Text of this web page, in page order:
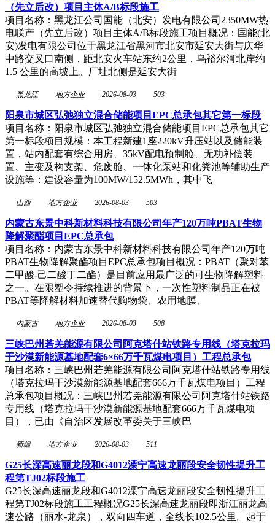
（先立后改）项目主体A/B标段施工
项目名称：黑龙江公司国能（北安）发电有限公司2350MW热
电联产（先立后改）项目主体A/B标段施工项目概况：国能(北
安)发电有限公司位于黑龙江省黑河市北安市延安大街与庆华
中路交叉口南侧，距北安火车站东约2公里，乌裕尔河北岸约
1.5 公里的高坡上。厂址北侧是延安大街
黑龙江 地方企业 2026-08-03 503
阳泉市城区弘弛独立混合储能项目EPC总承包其它第一标段
项目名称：阳泉市城区弘弛独立混合储能项目EPC总承包其它
第一标段项目规模：本工程新建1座220kV升压站以及储能装
置，站内配套有综合用房、35kV配电预制舱、无功补偿装
置、主变及构支架、危废舱、一体化泵站和化粪池等辅助生产
设施等：建设容量为100MW/152.5MWh，其中飞
山西 地方企业 2026-08-03 503
内蒙古东景中科新材料科技有限公司年产120万吨PBAT生物
降解聚酯项目EPC总承包
项目名称：内蒙古东景中科新材料科技有限公司年产120万吨
PBAT生物降解聚酯项目EPC总承包项目概况：PBAT（聚对苯
二甲酸-己二酸丁二酯）是目前应用最广泛的可生物降解塑料
之一。在限塑令持续推进的背景下，一次性塑料制品正在被
PBAT等降解材料加速替代购物袋、农用地膜、
内蒙古 地方企业 2026-08-03 508
三峡巴州若羌能源有限公司阿克塔什站铁路专用线（塔克拉玛
干沙漠新能源基地配套6×66万千瓦煤电项目）工程总承包
项目名称：三峡巴州若羌能源有限公司阿克塔什站铁路专用线
（塔克拉玛干沙漠新能源基地配套666万千瓦煤电项目）工程
总承包项目概况：三峡巴州若羌能源有限公司阿克塔什站铁路
专用线（塔克拉玛干沙漠新能源基地配套666万千瓦煤电项
目），已由《自治区发展改革委关于三峡巴
新疆 地方企业 2026-08-03 511
G25长深高速丽龙段和G4012溧宁高速龙丽段安全韧性提升工
程第TJ02标段施工
G25长深高速丽龙段和G4012溧宁高速龙丽段安全韧性提升工
程第TJ02标段施工工程概况G25长深高速龙丽段即浙江丽龙高
速公路（丽水-龙泉），双向四车道，全线长102.5公里。起于